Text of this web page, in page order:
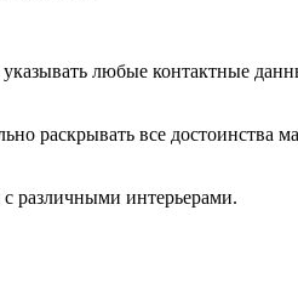
любые контактные
раскрывать все достоинства
различными интерьерами.